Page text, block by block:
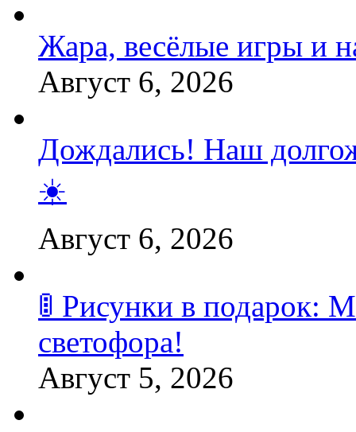
Жара, весёлые игры и
Август 6, 2026
Дождались! Наш
☀️
Август 6, 2026
🚦 Рисунки в подарок:
светофора!
Август 5, 2026